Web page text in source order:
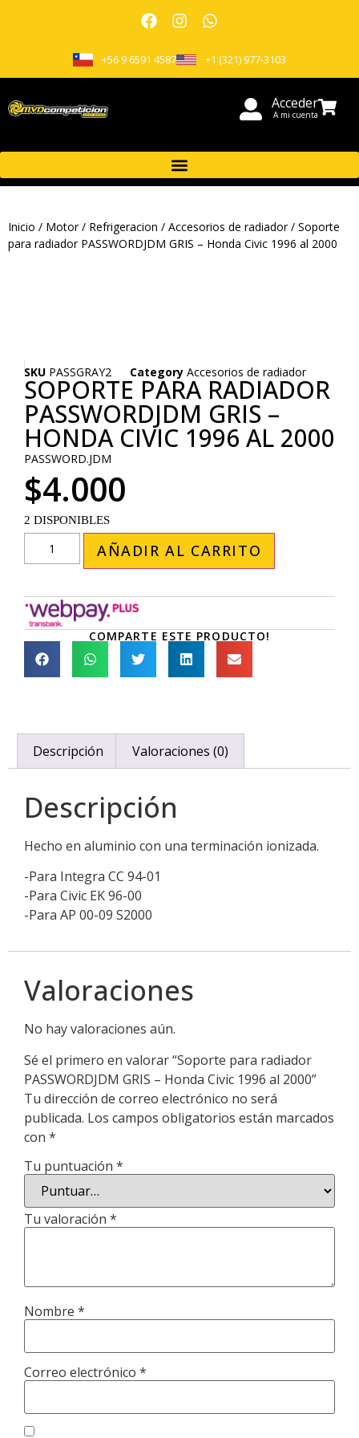
+56 9 6591 4587 +1 (321) 977-3103
Acceder
A mi cuenta
Inicio / Motor/ Refrigeracion / Accesorios de radiador/ Soporte
para radiador PASSWORDJDM GRIS – Honda Civic 1996 al 2000
SKU PASSGRAY2 Category Accesorios de radiador
SOPORTE PARA RADIADOR
PASSWORDJDM GRIS –
HONDA CIVIC 1996 AL 2000
PASSWORD.JDM
$4.000
2 DISPONIBLES
AÑADIR AL CARRITO
COMPARTE ESTE PRODUCTO!
Descripción Valoraciones (0)
Descripción
Hecho en aluminio con una terminación ionizada.
-Para Integra CC 94-01
-Para Civic EK 96-00
-Para AP 00-09 S2000
Valoraciones
No hay valoraciones aún.
Sé el primero en valorar “Soporte para radiador
PASSWORDJDM GRIS – Honda Civic 1996 al 2000”
Tu dirección de correo electrónico no será
publicada. Los campos obligatorios están marcados
con *
Tu puntuación *
Tu valoración *
Nombre *
Correo electrónico *